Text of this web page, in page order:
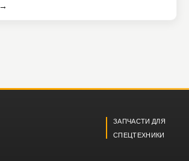
→
ЗАПЧАСТИ ДЛЯ
СПЕЦТЕХНИКИ